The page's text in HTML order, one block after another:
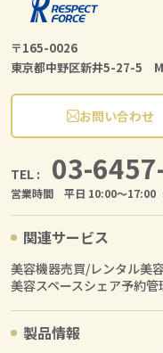
〒165-0026
東京都中野区新井5-27-5
お問い合わせ
TEL : 03-
営業時間 平日 10:00〜17:00
関連サービス
美容機器売買/レンタル美
美容スペースシェア予約管
製品情報